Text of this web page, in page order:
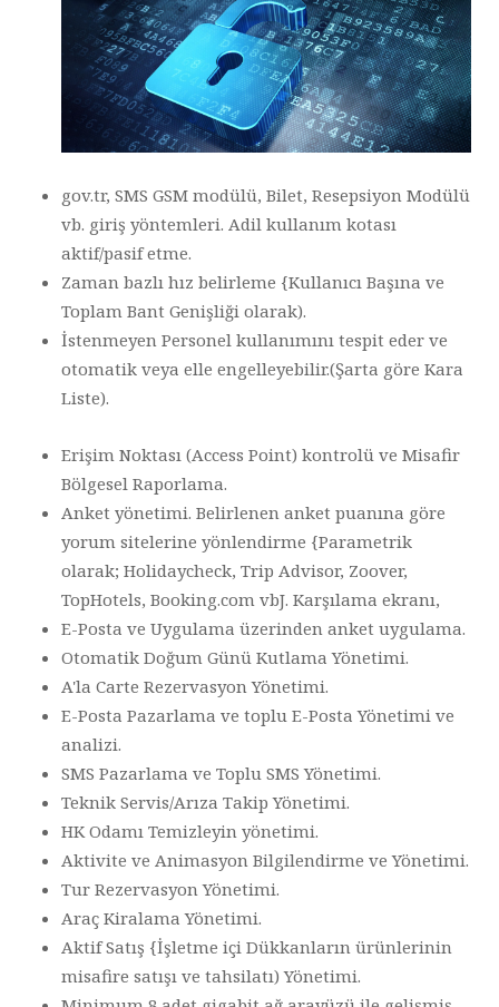
gov.tr, SMS GSM modülü, Bilet, Resepsiyon Modülü
vb. giriş yöntemleri. Adil kullanım kotası
aktif/pasif etme.
Zaman bazlı hız belirleme {Kullanıcı Başına ve
Toplam Bant Genişliği olarak).
İstenmeyen Personel kullanımını tespit eder ve
otomatik veya elle engelleyebilir.(Şarta göre Kara
Liste).
Erişim Noktası (Access Point) kontrolü ve Misafir
Bölgesel Raporlama.
Anket yönetimi. Belirlenen anket puanına göre
yorum sitelerine yönlendirme {Parametrik
olarak; Holidaycheck, Trip Advisor, Zoover,
TopHotels, Booking.com vbJ. Karşılama ekranı,
E-Posta ve Uygulama üzerinden anket uygulama.
Otomatik Doğum Günü Kutlama Yönetimi.
A'la Carte Rezervasyon Yönetimi.
E-Posta Pazarlama ve toplu E-Posta Yönetimi ve
analizi.
SMS Pazarlama ve Toplu SMS Yönetimi.
Teknik Servis/Arıza Takip Yönetimi.
HK Odamı Temizleyin yönetimi.
Aktivite ve Animasyon Bilgilendirme ve Yönetimi.
Tur Rezervasyon Yönetimi.
Araç Kiralama Yönetimi.
Aktif Satış {İşletme içi Dükkanların ürünlerinin
misafire satışı ve tahsilatı) Yönetimi.